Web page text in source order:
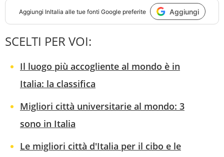
Aggiungi InItalia alle tue fonti Google preferite Aggiungi
SCELTI PER VOI:
Il luogo più accogliente al mondo è in
Italia: la classifica
Migliori città universitarie al mondo: 3
sono in Italia
Le migliori città d'Italia per il cibo e le